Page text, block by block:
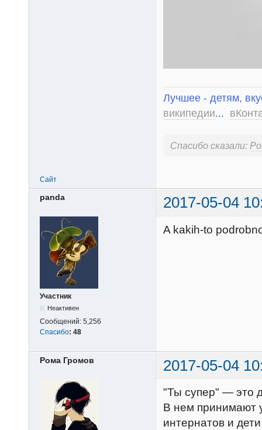
Лучшее - детям,
википедии...
Спасибо сказали:
Сайт
panda 2017-05-04
Участник
Неактивен
Сообщений: 5,256
Спасибо: 48
A kakih-to
Рома Громов 2017-05-04
"Ты супер" — это
В нем принимают
интернатов и